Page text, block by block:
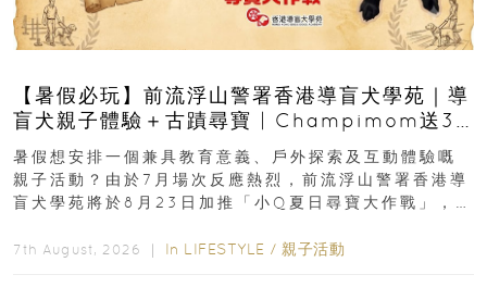
【暑假必玩】前流浮山警署香港導盲犬學苑｜導
盲犬親子體驗＋古蹟尋寶 | Champimom送3
組免費名額
暑假想安排一個兼具教育意義、戶外探索及互動體驗嘅
親子活動？由於7月場次反應熱烈，前流浮山警署香港導
盲犬學苑將於8月23日加推「小Q夏日尋寶大作戰」，家
7th August, 2026 ｜ In LIFESTYLE / 親子活動